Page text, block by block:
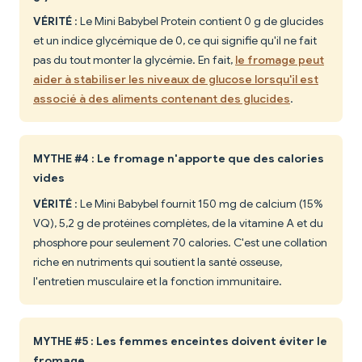
VÉRITÉ : Le Mini Babybel Protein contient 0 g de glucides
et un indice glycémique de 0, ce qui signifie qu'il ne fait
pas du tout monter la glycémie. En fait, le fromage peut
aider à stabiliser les niveaux de glucose lorsqu'il est
associé à des aliments contenant des glucides.
MYTHE #4 : Le fromage n'apporte que des calories
vides
VÉRITÉ : Le Mini Babybel fournit 150 mg de calcium (15%
VQ), 5,2 g de protéines complètes, de la vitamine A et du
phosphore pour seulement 70 calories. C'est une collation
riche en nutriments qui soutient la santé osseuse,
l'entretien musculaire et la fonction immunitaire.
MYTHE #5 : Les femmes enceintes doivent éviter le